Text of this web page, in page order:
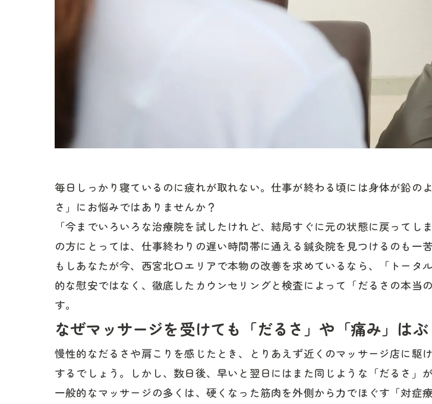
毎日しっかり寝ているのに疲れが取れない。仕事が終わる頃には身体が鉛
さ」にお悩みではありませんか？
「今までいろいろな治療院を試したけれど、結局すぐに元の状態に戻って
の方にとっては、仕事終わりの遅い時間帯に通える鍼灸院を見つけるのも一苦
もしあなたが今、西宮北口エリアで本物の改善を求めているなら、「トー
的な慰安ではなく、徹底したカウンセリングと検査によって「だるさの本当
す。
なぜマッサージを受けても「だるさ」や「痛み」は
慢性的なだるさや肩こりを感じたとき、とりあえず近くのマッサージ店に
するでしょう。しかし、数日後、早いと翌日にはまた同じような「だるさ」
一般的なマッサージの多くは、硬くなった筋肉を外側から力でほぐす「対